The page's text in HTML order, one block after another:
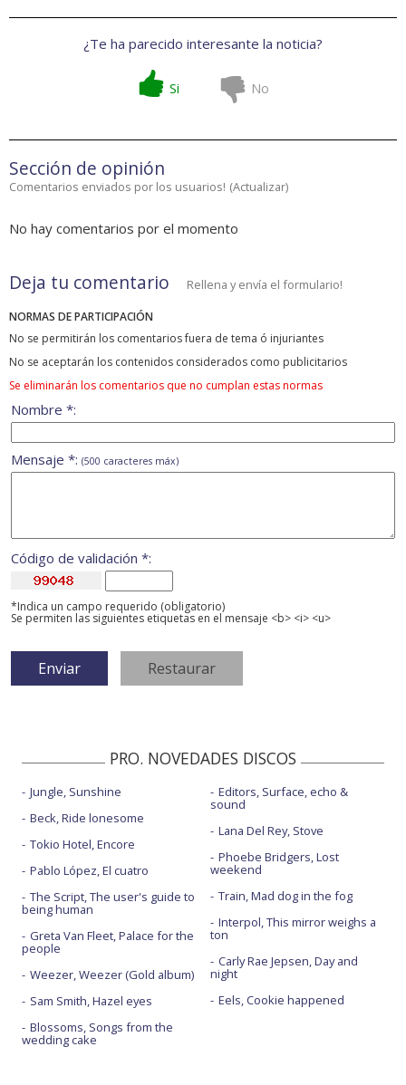
¿Te ha parecido interesante la noticia?
Si No
Sección de opinión
Comentarios enviados por los usuarios! (Actualizar)
No hay comentarios por el momento
Deja tu comentario Rellena y envía el formulario!
NORMAS DE PARTICIPACIÓN
No se permitirán los comentarios fuera de tema ó injuriantes
No se aceptarán los contenidos considerados como publicitarios
Se eliminarán los comentarios que no cumplan estas normas
Nombre *:
Mensaje *: (500 caracteres máx)
Código de validación *:
*Indica un campo requerido (obligatorio)
Se permiten las siguientes etiquetas en el mensaje <b> <i> <u>
PRO. NOVEDADES DISCOS
Jungle, Sunshine
Beck, Ride lonesome
Tokio Hotel, Encore
Pablo López, El cuatro
The Script, The user's guide to
being human
Greta Van Fleet, Palace for the
people
Weezer, Weezer (Gold album)
Sam Smith, Hazel eyes
Blossoms, Songs from the
wedding cake
Editors, Surface, echo &
sound
Lana Del Rey, Stove
Phoebe Bridgers, Lost
weekend
Train, Mad dog in the fog
Interpol, This mirror weighs a
ton
Carly Rae Jepsen, Day and
night
Eels, Cookie happened